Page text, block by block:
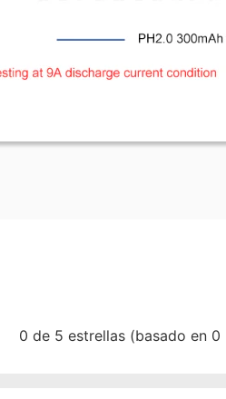
0 de 5 estrellas (basado en 0